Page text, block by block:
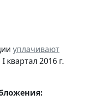
уплачивают
квартал 2016 г.